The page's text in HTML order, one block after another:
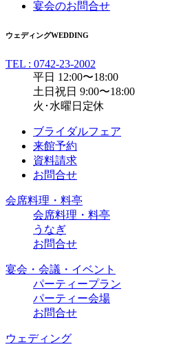
宴会のお問合せ
ウェディングWEDDING
TEL : 0742-23-2002
平日 12:00〜18:00
土日祝日 9:00〜18:00
火･水曜日定休
ブライダルフェア
来館予約
資料請求
お問合せ
会席料理・料亭
会席料理・料亭
うなぎ
お問合せ
宴会・会議・イベント
パーティープラン
パーティー会場
お問合せ
ウェディング